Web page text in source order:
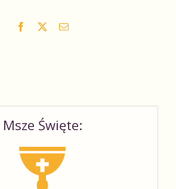
Facebook Email
Msze Święte: